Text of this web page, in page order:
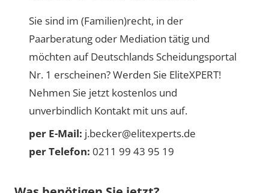
Sie sind im (Familien)recht, in der
Paarberatung oder Mediation tätig und
möchten auf Deutschlands Scheidungsportal
Nr. 1 erscheinen? Werden Sie EliteXPERT!
Nehmen Sie jetzt kostenlos und
unverbindlich Kontakt mit uns auf.
per E-Mail: j.becker@elitexperts.de
per Telefon: 0211 99 43 95 19